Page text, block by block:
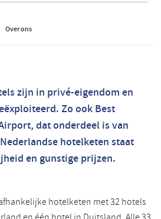
Over ons
zijn in privé-eigendom en
Zo ook Best
dat onderdeel is van
hotelketen staat
en gunstige prijzen.
hotelketen met 32 hotels